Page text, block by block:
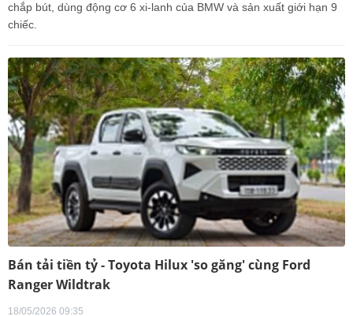
chắp bút, dùng động cơ 6 xi-lanh của BMW và sản xuất giới hạn 9
chiếc.
Bán tải tiền tỷ - Toyota Hilux 'so găng' cùng Ford
Ranger Wildtrak
18/05/2026 09:35